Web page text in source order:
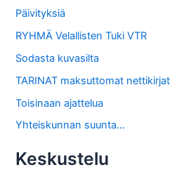
Päivityksiä
RYHMÄ Velallisten Tuki VTR
Sodasta kuvasilta
TARINAT maksuttomat nettikirjat
Toisinaan ajattelua
Yhteiskunnan suunta…
Keskustelu